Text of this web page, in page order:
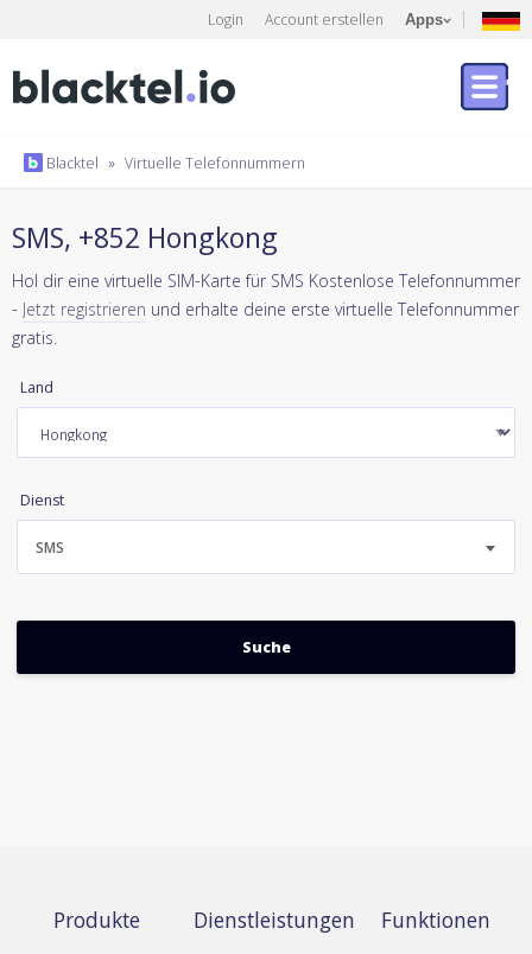
Login Account erstellen Apps
Blacktel » Virtuelle Telefonnummern
SMS, +852 Hongkong
Hol dir eine virtuelle SIM-Karte für SMS Kostenlose Telefonnummer
- Jetzt registrieren und erhalte deine erste virtuelle Telefonnummer
gratis.
Land
Dienst
SMS
Produkte Dienstleistungen Funktionen